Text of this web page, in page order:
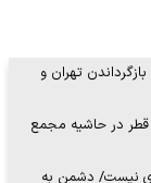
تهران و
قطر در حاشیه مجمع
نیست/ دشمن به